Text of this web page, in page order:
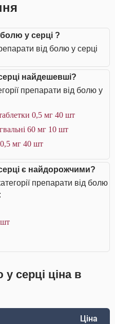
у серці ?
від болю у серці
найдешевші?
препарати від болю у
0,5 мг 40 шт
60 мг 10 шт
0,5 мг 40 шт
є найдорожчими?
препарати від болю
шт
серці ціна в
Ціна